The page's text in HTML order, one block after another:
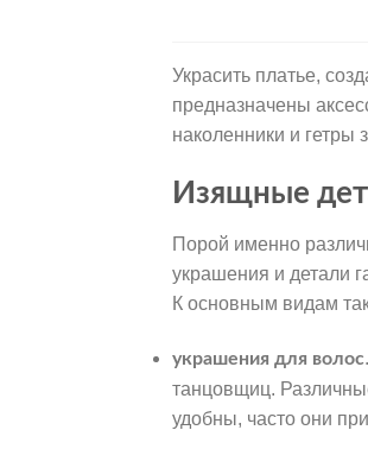
Украсить платье,
предназначены
наколенники и гетры
Изящные
Порой именно
украшения и детали
К основным видам
украшения для волос
танцовщиц.
удобны, часто они